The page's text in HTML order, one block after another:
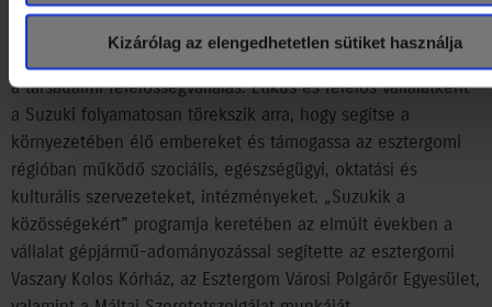
Kizárólag az elengedhetetlen sütiket használja
A Magyar Suzukinak megalakulása óta kiemelten fontos célja
a társadalmi felelősségvállalás. Etikus és felelős vállalatként
a Suzuki folyamatosan törekszik arra, hogy segítse a
környezetében élő embereket és támogassa az esztergomi
régióban működő szociális, egészségügyi, oktatási és
kulturális szervezeteket, intézményeket. „Suzukik a
közösségekért” programja keretében az elmúlt években a
vállalat gépjármű-adományozással segítette az esztergomi
Vaszary Kolos Kórház, az Esztergom Városi Polgárőr Egyesület,